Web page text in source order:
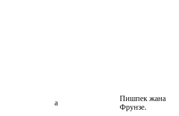
а
Пишпек жана
Фрунзе.